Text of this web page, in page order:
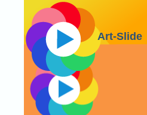
Art-Slide